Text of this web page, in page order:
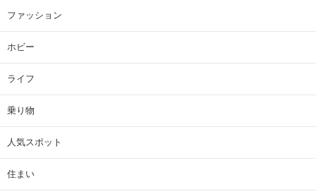
ファッション
ホビー
ライフ
乗り物
人気スポット
住まい